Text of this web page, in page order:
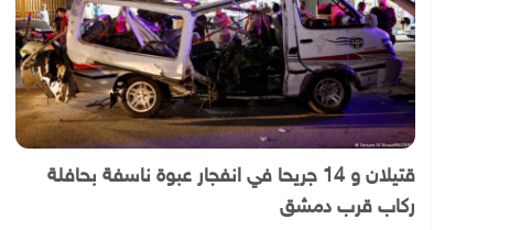
قتيلان و 14 جريحا في انفجار عبوة ناسفة بحافلة
ركاب قرب دمشق